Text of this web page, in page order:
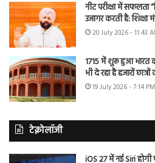
नीट परीक्षा में सफलता
उजागर करती है: शिक्षा
20 July 2026 - 11:43
1715 में शुरू हुआ भारत
भी दे रहा है हजारों छात्रों
19 July 2026 - 7:14 PM
टेक्नोलॉजी
iOS 27 में नई Siri